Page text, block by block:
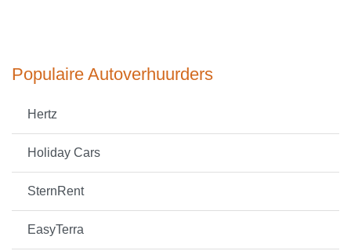
Populaire Autoverhuurders
Hertz
Holiday Cars
SternRent
EasyTerra